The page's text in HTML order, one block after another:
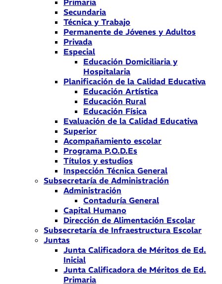
Primaria
Secundaria
Técnica y Trabajo
Permanente de Jóvenes y Adultos
Privada
Especial
Educación Domiciliaria y
Hospitalaria
Planificación de la Calidad Educativa
Educación Artística
Educación Rural
Educación Física
Evaluación de la Calidad Educativa
Superior
Acompañamiento escolar
Programa P.O.D.Es
Títulos y estudios
Inspección Técnica General
Subsecretaría de Administración
Administración
Contaduría General
Capital Humano
Dirección de Alimentación Escolar
Subsecretaría de Infraestructura Escolar
Juntas
Junta Calificadora de Méritos de Ed.
Inicial
Junta Calificadora de Méritos de Ed.
Primaria